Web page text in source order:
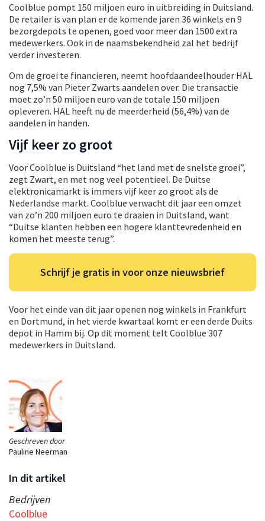
Geschreven door
Pauline Neerman
In dit artikel
Bedrijven
Coolblue
Coolblue pompt 150 miljoen euro in uitbreiding in Duitsland.
De retailer is van plan er de komende jaren 36 winkels en 9
bezorgdepots te openen, goed voor meer dan 1500 extra
medewerkers. Ook in de naamsbekendheid zal het bedrijf
verder investeren.
Om de groei te financieren, neemt hoofdaandeelhouder HAL
nog 7,5% van Pieter Zwarts aandelen over. Die transactie
moet zo’n 50 miljoen euro van de totale 150 miljoen
opleveren. HAL heeft nu de meerderheid (56,4%) van de
aandelen in handen.
Vijf keer zo groot
Voor Coolblue is Duitsland “het land met de snelste groei”,
zegt Zwart, en met nog veel potentieel. De Duitse
elektronicamarkt is immers vijf keer zo groot als de
Nederlandse markt. Coolblue verwacht dit jaar een omzet
van zo’n 200 miljoen euro te draaien in Duitsland, want
“Duitse klanten hebben een hogere klanttevredenheid en
komen het meeste terug”.
Schrijf je gratis in voor onze nieuwsbrief
Voor het einde van dit jaar openen nog winkels in Frankfurt
en Dortmund, in het vierde kwartaal komt er een derde Duits
depot in Hamm bij. Op dit moment telt Coolblue 307
medewerkers in Duitsland.